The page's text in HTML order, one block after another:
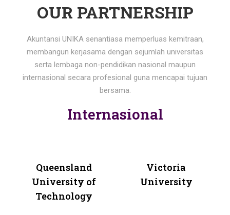
OUR PARTNERSHIP
Akuntansi UNIKA senantiasa memperluas kemitraan,
membangun kerjasama dengan sejumlah universitas
serta lembaga non-pendidikan nasional maupun
internasional secara profesional guna mencapai tujuan
bersama.
Internasional
Queensland
University of
Technology
Victoria
University